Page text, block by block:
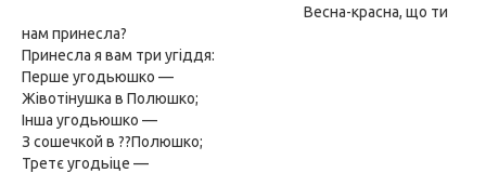
Весна-красна, що ти
нам принесла?
Принесла я вам три угіддя:
Перше угодьюшко —
Жівотінушка в Полюшко;
Інша угодьюшко —
З сошечкой в ??Полюшко;
Третє угодьіце —